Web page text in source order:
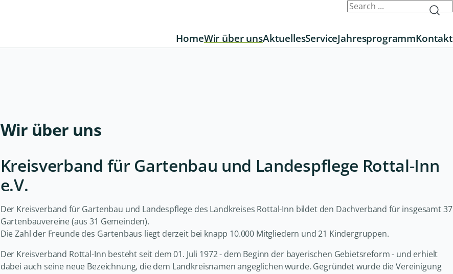
HomeWir über unsAktuellesServiceJahresprogrammKontakt
Wir über uns
Kreisverband für Gartenbau und Landespflege Rottal-Inn
e.V.
Der Kreisverband für Gartenbau und Landespflege des Landkreises Rottal-Inn bildet den Dachverband für insgesamt 37
Gartenbauvereine (aus 31 Gemeinden).
Die Zahl der Freunde des Gartenbaus liegt derzeit bei knapp 10.000 Mitgliedern und 21 Kindergruppen.
Der Kreisverband Rottal-Inn besteht seit dem 01. Juli 1972 - dem Beginn der bayerischen Gebietsreform - und erhielt
dabei auch seine neue Bezeichnung, die dem Landkreisnamen angeglichen wurde. Gegründet wurde die Vereinigung